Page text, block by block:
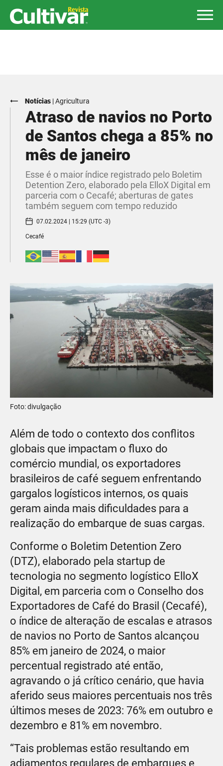
Notícias |Agricultura
Atraso de navios no Porto
de Santos chega a 85% no
mês de janeiro
Esse é o maior índice registrado pelo Boletim
Detention Zero, elaborado pela ElloX Digital em
parceria com o Cecafé; aberturas de gates
também seguem com tempo reduzido
07.02.2024 | 15:29 (UTC -3)
Cecafé
Foto: divulgação
Além de todo o contexto dos conflitos
globais que impactam o fluxo do
comércio mundial, os exportadores
brasileiros de café seguem enfrentando
gargalos logísticos internos, os quais
geram ainda mais dificuldades para a
realização do embarque de suas cargas.
Conforme o Boletim Detention Zero
(DTZ), elaborado pela startup de
tecnologia no segmento logístico ElloX
Digital, em parceria com o Conselho dos
Exportadores de Café do Brasil (Cecafé),
o índice de alteração de escalas e atrasos
de navios no Porto de Santos alcançou
85% em janeiro de 2024, o maior
percentual registrado até então,
agravando o já crítico cenário, que havia
aferido seus maiores percentuais nos três
últimos meses de 2023: 76% em outubro e
dezembro e 81% em novembro.
“Tais problemas estão resultando em
adiamentos regulares de embarques e